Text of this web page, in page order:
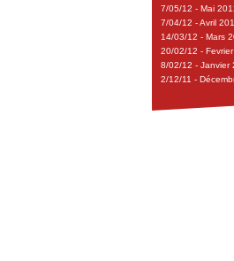
7/05/12 - Mai
7/04/12 - Avril
14/03/12 - Mars
20/02/12 -
8/02/12 - Janvier
2/12/11 -